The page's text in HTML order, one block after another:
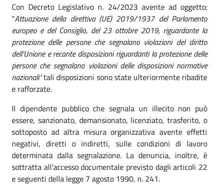
Con Decreto Legislativo n. 24/2023 avente ad oggetto:
"Attuazione della direttiva (UE) 2019/1937 del Parlamento
europeo e del Consiglio, del 23 ottobre 2019, riguardante la
protezione delle persone che segnalano violazioni del diritto
dell'Unione e recante disposizioni riguardanti la protezione delle
persone che segnalano violazioni delle disposizioni normative
nazionali"tali disposizioni sono state ulteriormente ribadite
e rafforzate.
Il dipendente pubblico che segnala un illecito non può
essere, sanzionato, demansionato, licenziato, trasferito, o
sottoposto ad altra misura organizzativa avente effetti
negativi, diretti o indiretti, sulle condizioni di lavoro
determinata dalla segnalazione. La denuncia, inoltre, è
sottratta all’accesso documentale previsto dagli articoli 22
e seguenti della legge 7 agosto 1990, n. 241.